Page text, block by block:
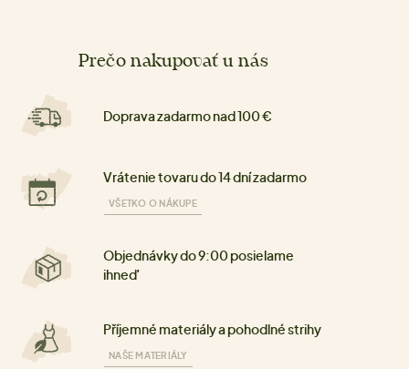
Prečo nakupovať u nás
Doprava zadarmo nad 100 €
Vrátenie tovaru do 14 dní zadarmo
VŠETKO O NÁKUPE
Objednávky do 9:00 posielame
ihneď
Příjemné materiály a pohodlné strihy
NAŠE MATERIÁLY